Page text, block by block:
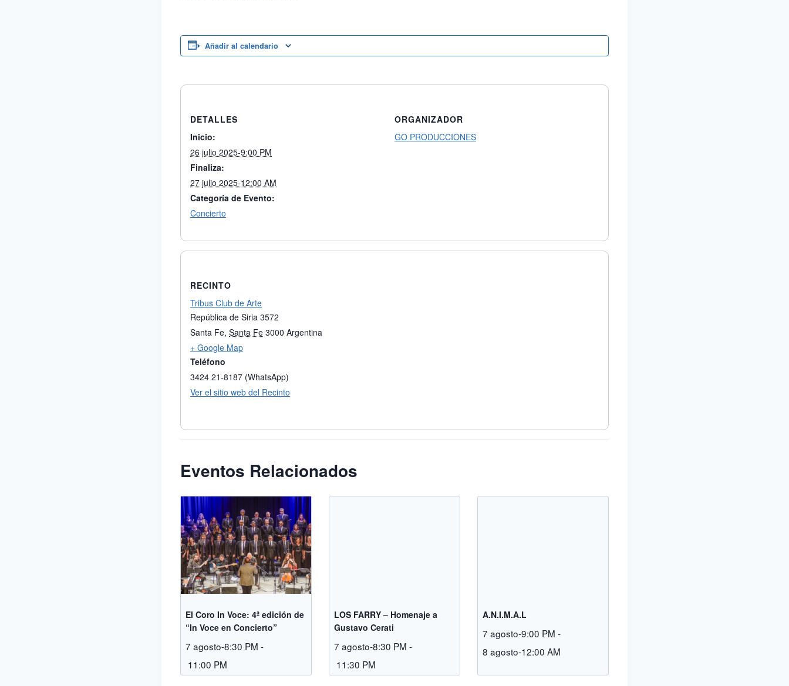
Añadir al calendario
DETALLES
Inicio:
26 julio 2025-9:00 PM
Finaliza:
27 julio 2025-12:00 AM
Categoría de Evento:
Concierto
ORGANIZADOR
GO PRODUCCIONES
RECINTO
Tribus Club de Arte
República de Siria 3572
Santa Fe, Santa Fe 3000 Argentina
+ Google Map
Teléfono
3424 21-8187 (WhatsApp)
Ver el sitio web del Recinto
Eventos Relacionados
El Coro In Voce: 4ª edición de
“In Voce en Concierto”
7 agosto-8:30 PM -
11:00 PM
LOS FARRY – Homenaje a
Gustavo Cerati
7 agosto-8:30 PM -
11:30 PM
A.N.I.M.A.L
7 agosto-9:00 PM -
8 agosto-12:00 AM